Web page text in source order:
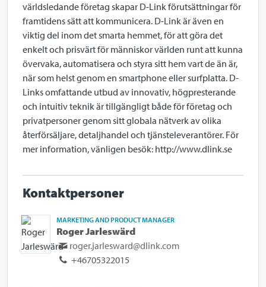
världsledande företag skapar D-Link förutsättningar för
framtidens sätt att kommunicera. D-Link är även en
viktig del inom det smarta hemmet, för att göra det
enkelt och prisvärt för människor världen runt att kunna
övervaka, automatisera och styra sitt hem vart de än är,
när som helst genom en smartphone eller surfplatta. D-
Links omfattande utbud av innovativ, högpresterande
och intuitiv teknik är tillgängligt både för företag och
privatpersoner genom sitt globala nätverk av olika
återförsäljare, detaljhandel och tjänsteleverantörer. För
mer information, vänligen besök: http://www.dlink.se
Kontaktpersoner
MARKETING AND PRODUCT MANAGER
Roger Jarleswärd
roger.jarlesward@dlink.com
+46705322015